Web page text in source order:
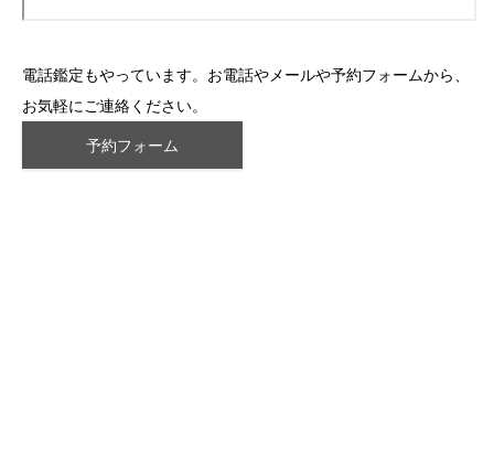
電話鑑定もやっています。お電話やメールや予約フォームから、
お気軽にご連絡ください。
予約フォーム